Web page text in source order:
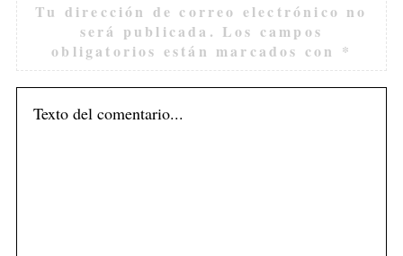
Tu dirección de correo electrónico no
será publicada. Los campos
obligatorios están marcados con *